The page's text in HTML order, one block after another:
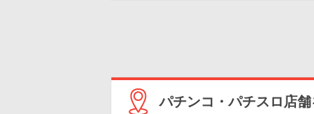
パチンコ・パチスロ店